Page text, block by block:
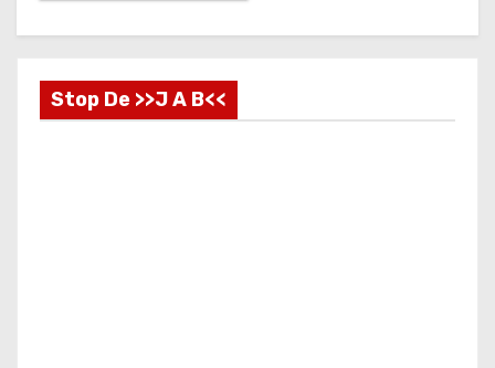
Stop De >>J A B<<